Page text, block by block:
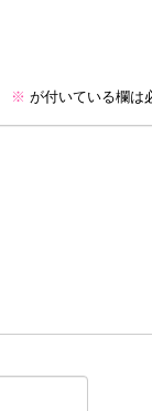
※ が付いている欄は